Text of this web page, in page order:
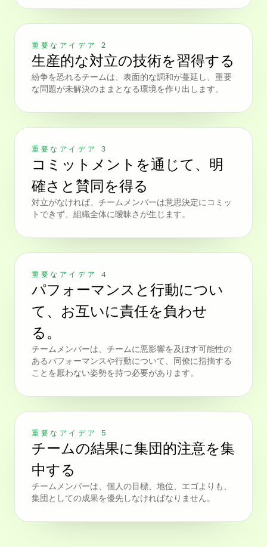
重要なアイデア 2
生産的な対立の技術を習得する
紛争を恐れるチームは、表面的な調和が蔓延し、重要
な問題が未解決のままとなる環境を作り出します。
重要なアイデア 3
コミットメントを通じて、明
確さと賛同を得る
対立がなければ、チームメンバーは意思決定にコミッ
トできず、組織全体に曖昧さが生じます。
重要なアイデア 4
パフォーマンスと行動につい
て、お互いに責任を負わせ
る。
チームメンバーは、チームに悪影響を及ぼす可能性の
あるパフォーマンスや行動について、同僚に指摘する
ことを厭わない姿勢を持つ必要があります。
重要なアイデア 5
チームの結果に集団的注意を集
中する
チームメンバーは、個人の目標、地位、エゴよりも、
集団としての成果を優先しなければなりません。